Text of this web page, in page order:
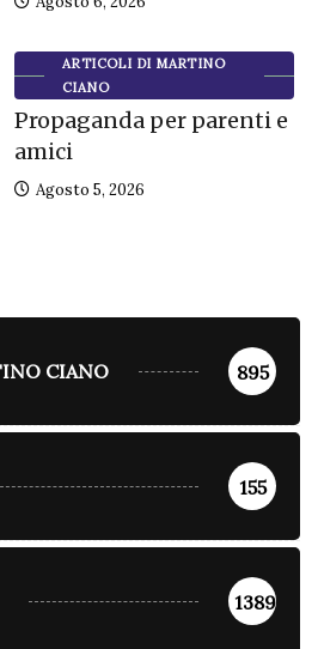
ARTICOLI DI MARTINO
CIANO
Propaganda per parenti e
amici
Agosto 5, 2026
CIANO 895
155
1389